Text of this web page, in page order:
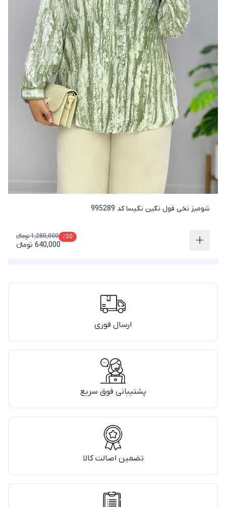
شومیز نخی فول نگین نگیسا کد 995289
٪50 1,280,000 تومانء
640,000 تومانء
ارسال فوری
پشتیبانی فوق سریع
تضمین اصالت کالا